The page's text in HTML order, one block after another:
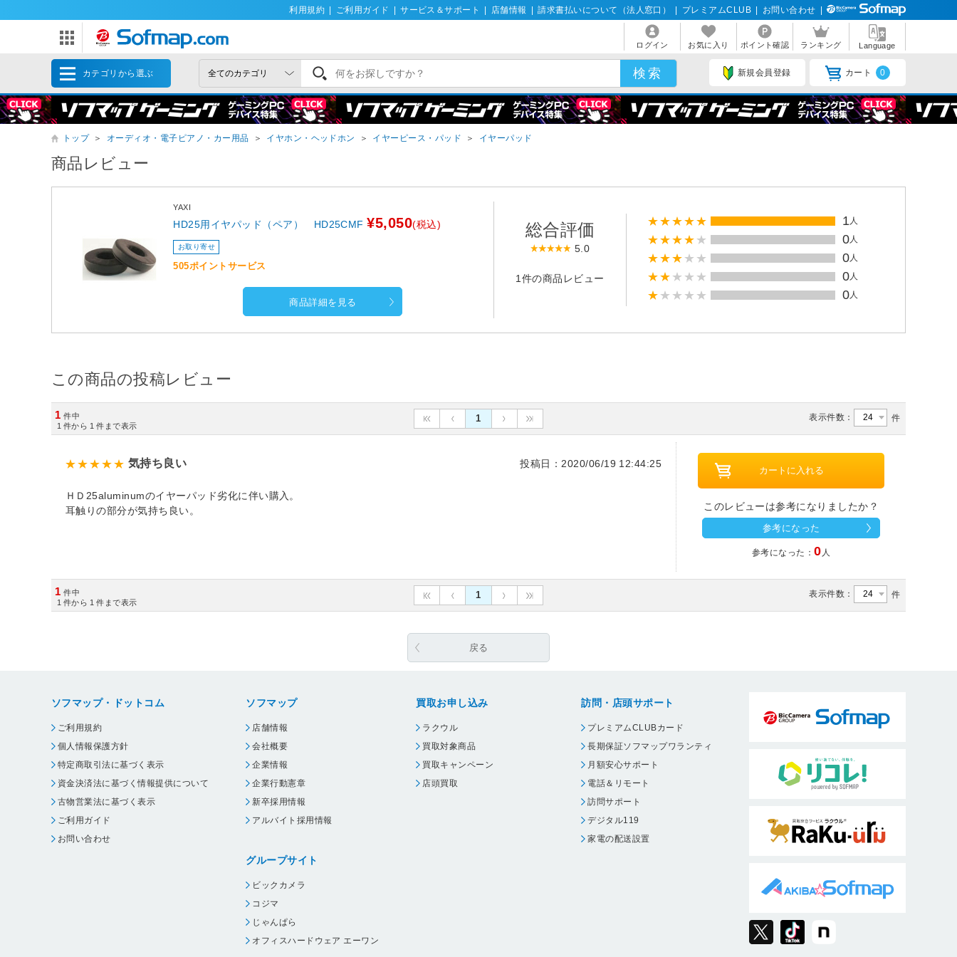
利用規約 ご利用ガイド サービス＆サポート 店舗情報 請求書払いについて（法人窓口） プレミアムCLUB お問い合わせ
ログイン お気に入り ポイント確認 ランキング Language
カテゴリから選ぶ 新規会員登録 カート 0
トップ ＞ オーディオ・電子ピアノ・カー用品 ＞ イヤホン・ヘッドホン ＞ イヤーピース・パッド ＞ イヤーパッド
商品レビュー
YAXI
HD25用イヤパッド（ペア） HD25CMF ¥5,050(税込)
お取り寄せ
505ポイントサービス
商品詳細を見る
総合評価
5.0
1件の商品レビュー
1 人
0 人
0 人
0 人
0 人
この商品の投稿レビュー
1 件中
1 件から 1 件まで表示
1 表示件数： 件
気持ち良い 投稿日：2020/06/19 12:44:25
ＨＤ25aluminumのイヤーパッド劣化に伴い購入。
耳触りの部分が気持ち良い。
このレビューは参考になりましたか？
参考になった
参考になった：0 人
1 件中
1 件から 1 件まで表示
1 表示件数： 件
戻る
ソフマップ・ドットコム
ご利用規約
個人情報保護方針
特定商取引法に基づく表示
資金決済法に基づく情報提供について
古物営業法に基づく表示
ご利用ガイド
お問い合わせ
ソフマップ
店舗情報
会社概要
企業情報
企業行動憲章
新卒採用情報
アルバイト採用情報
グループサイト
ビックカメラ
コジマ
じゃんぱら
オフィスハードウェア エーワン
買取お申し込み
ラクウル
買取対象商品
買取キャンペーン
店頭買取
訪問・店頭サポート
プレミアムCLUBカード
長期保証ソフマップワランティ
月額安心サポート
電話＆リモート
訪問サポート
デジタル119
家電の配送設置